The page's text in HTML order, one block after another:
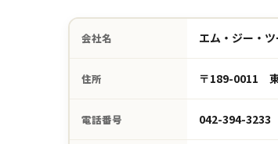
会社名 エム・ジー・ツ
住所 〒189-0011
電話番号 042-394-3233